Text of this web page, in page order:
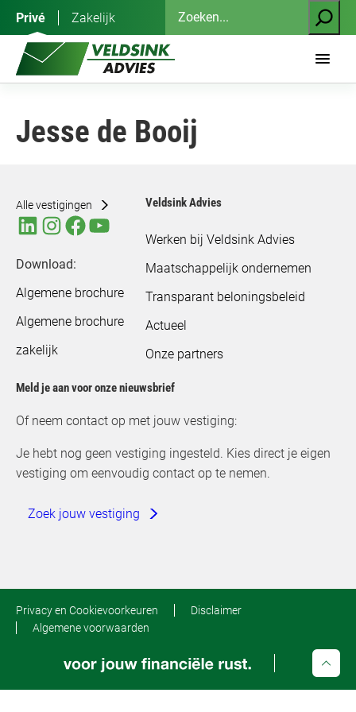
inhoud
Privé Zakelijk
Zoeken
Jesse de Booij
Alle vestigingen
Download:
Algemene brochure
Algemene brochure
zakelijk
Veldsink Advies
Werken bij Veldsink Advies
Maatschappelijk ondernemen
Transparant beloningsbeleid
Actueel
Onze partners
Meld je aan voor onze nieuwsbrief
Of neem contact op met jouw vestiging:
Je hebt nog geen vestiging ingesteld. Kies direct je eigen
vestiging om eenvoudig contact op te nemen.
Zoek jouw vestiging
Privacy en Cookievoorkeuren
Disclaimer
Algemene voorwaarden